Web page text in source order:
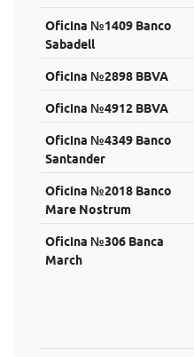
Oficina №1409 Banco
Sabadell
Oficina №2898 BBVA
Oficina №4912 BBVA
Oficina №4349 Banco
Santander
Oficina №2018 Banco
Mare Nostrum
Oficina №306 Banca
March